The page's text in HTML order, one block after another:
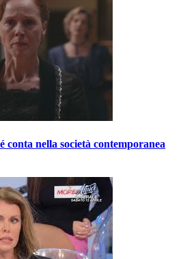
conta nella società contemporanea